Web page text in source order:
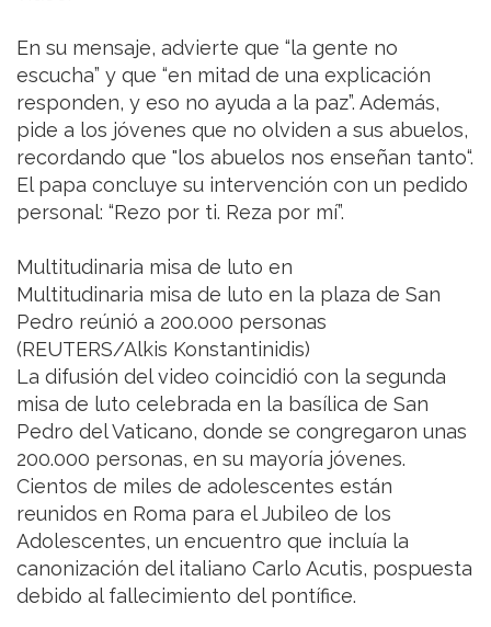
En su mensaje, advierte que “la gente no
escucha” y que “en mitad de una explicación
responden, y eso no ayuda a la paz”. Además,
pide a los jóvenes que no olviden a sus abuelos,
recordando que "los abuelos nos enseñan tanto“.
El papa concluye su intervención con un pedido
personal: “Rezo por ti. Reza por mí”.
Multitudinaria misa de luto en
Multitudinaria misa de luto en la plaza de San
Pedro reúnió a 200.000 personas
(REUTERS/Alkis Konstantinidis)
La difusión del video coincidió con la segunda
misa de luto celebrada en la basílica de San
Pedro del Vaticano, donde se congregaron unas
200.000 personas, en su mayoría jóvenes.
Cientos de miles de adolescentes están
reunidos en Roma para el Jubileo de los
Adolescentes, un encuentro que incluía la
canonización del italiano Carlo Acutis, pospuesta
debido al fallecimiento del pontífice.